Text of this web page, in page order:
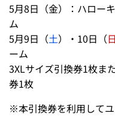
5月8日（金）：ハロー
ム
5月9日（土）・10日（日
ーム
3XLサイズ引換券1枚ま
券1枚
※本引換券を利用して